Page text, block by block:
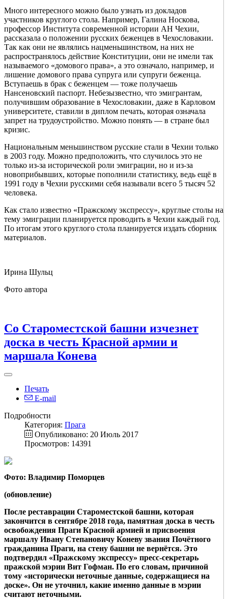
Много интересного можно было узнать из докладов
участников круглого стола. Например, Галина Носкова,
профессор Института современной истории АН Чехии,
рассказала о положении русских беженцев в Чехословакии.
Так как они не являлись нацменьшинством, на них не
распространялось действие Конституции, они не имели так
называемого «домового права», а это означало, например, и
лишение домового права супруга или супруги беженца.
Вступаешь в брак с беженцем — тоже получаешь
Нансеновский паспорт. Небезызвестно, что эмигрантам,
получившим образование в Чехословакии, даже в Карловом
университете, ставили в диплом печать, которая означала
запрет на трудоустройство. Можно понять — в стране был
кризис.
Национальным меньшинством русские стали в Чехии только
в 2003 году. Можно предположить, что случилось это не
только из-за исторической роли эмиграции, но и из-за
новоприбывших, которые пополнили статистику, ведь ещё в
1991 году в Чехии русскими себя называли всего 5 тысяч 52
человека.
Как стало известно «Пражскому экспрессу», круглые столы на
тему эмиграции планируется проводить в Чехии каждый год.
По итогам этого круглого стола планируется издать сборник
материалов.
Ирина Шульц
Фото автора
Cо Староместcкой башни изчезнет
доска в честь Красной армии и
маршала Конева
Печать
E-mail
Подробности
Категория: Прага
Опубликовано: 20 Июль 2017
Просмотров: 14391
Фото: Владимир Поморцев
(обновление)
После реставрации Староместской башни, которая
закончится в сентябре 2018 года, памятная доска в честь
освобождения Праги Красной армией и присвоения
маршалу Ивану Степановичу Коневу звания Почётного
гражданина Праги, на стену башни не вернётся. Это
подтвердил «Пражскому экспрессу» пресс-секретарь
пражской мэрии Вит Гофман. По его словам, причиной
тому «исторически неточные данные, содержащиеся на
доске». Он не уточнил, какие именно данные в мэрии
считают неточными.